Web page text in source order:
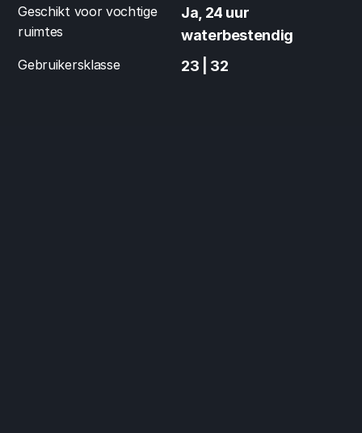
Geschikt voor vochtige
ruimtes
Ja, 24 uur
waterbestendig
Gebruikersklasse 23 | 32